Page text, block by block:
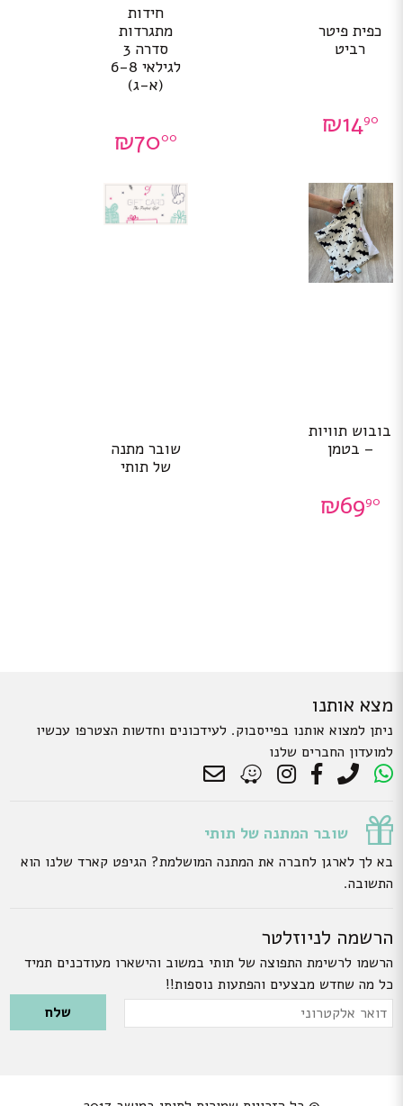
כפית פיטר
רביט
₪1490
חידות
מתגרדות
סדרה 3
לגילאי 6-8
(א-ג)
₪7000
בובוש תוויות
– בטמן
₪6990
שובר מתנה
של תותי
מצא אותנו
ניתן למצוא אותנו בפייסבוק. לעידכונים וחדשות הצטרפו עכשיו
למועדון החברים שלנו
שובר המתנה של תותי
בא לך לארגן לחברה את המתנה המושלמת? הגיפט קארד שלנו הוא
התשובה.
הרשמה לניוזלטר
הרשמו לרשימת התפוצה של תותי במשוב והישארו מעודכנים תמיד
כל מה שחדש מבצעים והפתעות נוספות!!
Please leave this field empty.
דואר